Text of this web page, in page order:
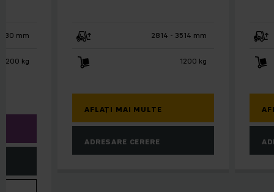
2814 - 3514 mm
1200 kg
AFLAȚI MAI MULTE
ADRESARE CERERE
mm
1200 kg